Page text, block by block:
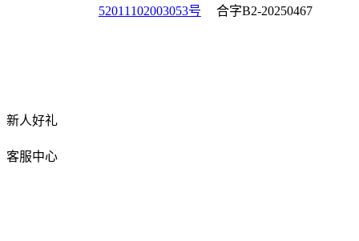
52011102003053号
合字B2-20250467
新人好礼
客服中心